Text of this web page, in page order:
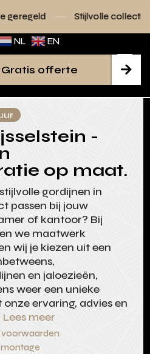
Stijlvolle collecties voor elk
NL EN

Gratis offerte
-
op maat.
gordijnen in
passen bij jouw
of kantoor? Bij
we maatwerk
wij je kiezen uit een
en jaloezieën,
weer een unieke
ervaring, advies en
Lees meer
voorwaarden
montage